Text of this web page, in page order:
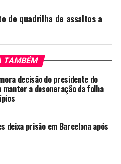
de quadrilha de assaltos a
TAMBÉM
decisão do presidente do
manter a desoneração da folha
deixa prisão em Barcelona após